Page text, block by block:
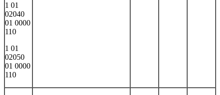
1 01
02040
01 0000
110
1 01
02050
01 0000
110